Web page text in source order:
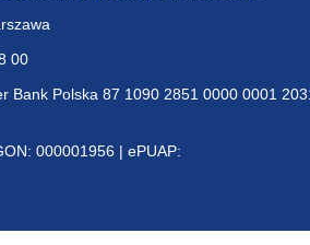
00
Bank Polska 87 1090 2851 0000 0001
000001956 | ePUAP: